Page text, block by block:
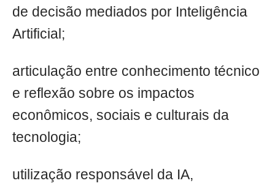
de decisão mediados por Inteligência
Artificial;
articulação entre conhecimento técnico
e reflexão sobre os impactos
econômicos, sociais e culturais da
tecnologia;
utilização responsável da IA,